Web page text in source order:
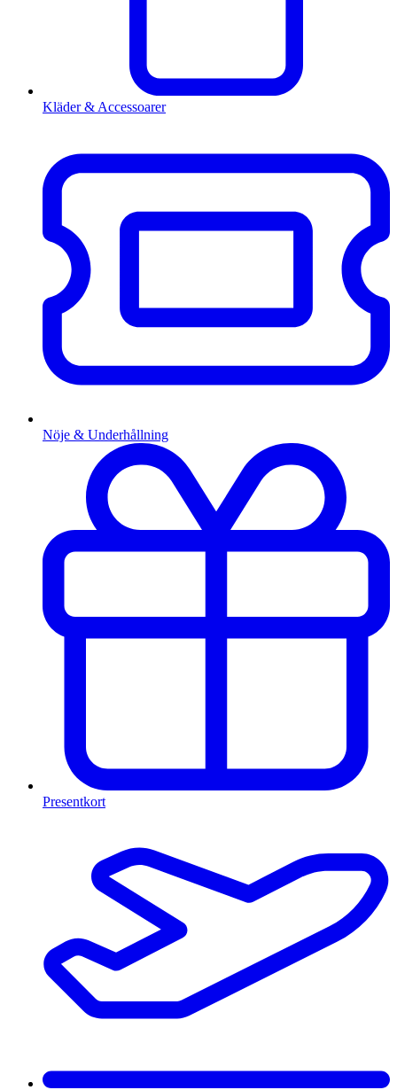
Kläder & Accessoarer
Nöje & Underhållning
Presentkort